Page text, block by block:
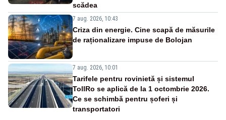
scădea
7 aug. 2026, 10:43
Criza din energie. Cine scapă de măsurile
de raționalizare impuse de Bolojan
7 aug. 2026, 10:01
Tarifele pentru rovinietă și sistemul
TollRo se aplică de la 1 octombrie 2026.
Ce se schimbă pentru șoferi și
transportatori